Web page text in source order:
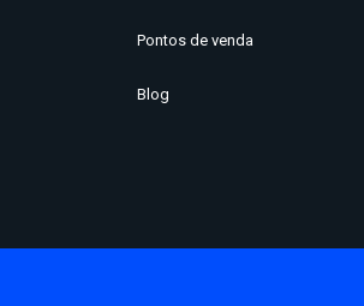
Pontos de venda
Blog